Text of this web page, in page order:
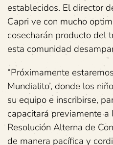
establecidos. El director
Capri ve con mucho
cosecharán producto del
esta comunidad
“Próximamente
Mundialito’, donde los
su equipo e inscribirse,
capacitará previamente
Resolución Alterna de
de manera pacífica y